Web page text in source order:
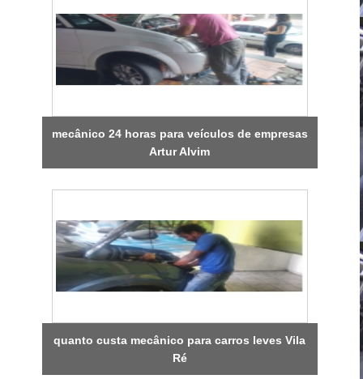
mecânico 24 horas para veículos de empresas
Artur Alvim
quanto custa mecânico para carros leves Vila
Ré